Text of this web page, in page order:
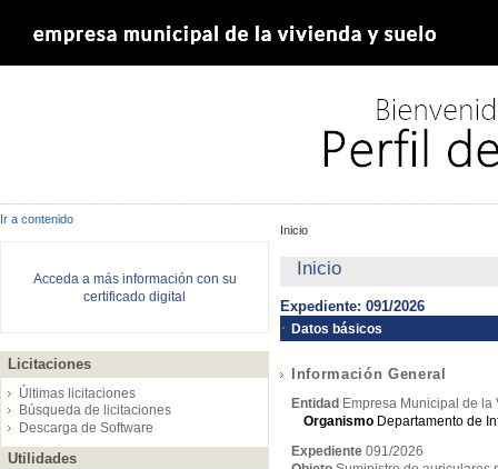
Ir a contenido
Acceda a más información con su
certificado digital
Licitaciones
Últimas licitaciones
Búsqueda de licitaciones
Descarga de Software
Utilidades
Inicio
Inicio
Expediente: 091/2026
Datos básicos
Información General
Entidad Empresa Municipal de
Organismo Departamento de
Expediente 091/2026